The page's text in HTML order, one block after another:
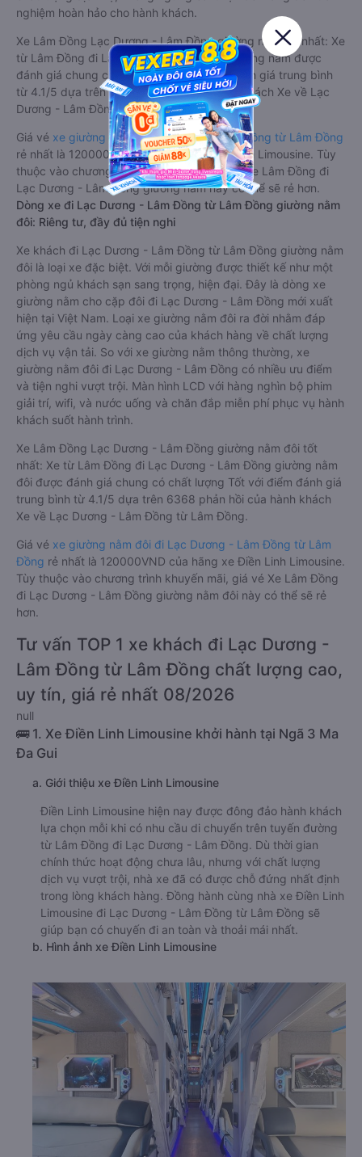
nghiệm hoàn hảo cho hành khách.
Xe Lâm Đồng Lạc Dương - Lâm Đồng giường nằm tốt nhất: Xe
từ Lâm Đồng đi Lạc Dương - Lâm Đồng giường nằm được
đánh giá chung chất lượng Tốt với điểm đánh giá trung bình
từ 4.1/5 dựa trên 6368 phản hồi của hành khách Xe về Lạc
Dương - Lâm Đồng từ Lâm Đồng.
Giá vé xe giường nằm đi Lạc Dương - Lâm Đồng từ Lâm Đồng
rẻ nhất là 120000VND của hãng xe Điền Linh Limousine. Tùy
thuộc vào chương trình khuyến mãi, giá vé Xe Lâm Đồng đi
Lạc Dương - Lâm Đồng giường nằm này có thể sẽ rẻ hơn.
Dòng xe đi Lạc Dương - Lâm Đồng từ Lâm Đồng giường nằm
đôi: Riêng tư, đầy đủ tiện nghi
Xe khách đi Lạc Dương - Lâm Đồng từ Lâm Đồng giường nằm
đôi là loại xe đặc biệt. Với mỗi giường được thiết kế như một
phòng ngủ khách sạn sang trọng, hiện đại. Đây là dòng xe
giường nằm cho cặp đôi đi Lạc Dương - Lâm Đồng mới xuất
hiện tại Việt Nam. Loại xe giường nằm đôi ra đời nhằm đáp
ứng yêu cầu ngày càng cao của khách hàng về chất lượng
dịch vụ vận tải. So với xe giường nằm thông thường, xe
giường nằm đôi đi Lạc Dương - Lâm Đồng có nhiều ưu điểm
và tiện nghi vượt trội. Màn hình LCD với hàng nghìn bộ phim
giải trí, wifi, và nước uống và chăn đắp miễn phí phục vụ hành
khách suốt hành trình.
Xe Lâm Đồng Lạc Dương - Lâm Đồng giường nằm đôi tốt
nhất: Xe từ Lâm Đồng đi Lạc Dương - Lâm Đồng giường nằm
đôi được đánh giá chung có chất lượng Tốt với điểm đánh giá
trung bình từ 4.1/5 dựa trên 6368 phản hồi của hành khách
Xe về Lạc Dương - Lâm Đồng từ Lâm Đồng.
Giá vé xe giường nằm đôi đi Lạc Dương - Lâm Đồng từ Lâm
Đồng rẻ nhất là 120000VND của hãng xe Điền Linh Limousine.
Tùy thuộc vào chương trình khuyến mãi, giá vé Xe Lâm Đồng
đi Lạc Dương - Lâm Đồng giường nằm đôi này có thể sẽ rẻ
hơn.
Tư vấn TOP 1 xe khách đi Lạc Dương -
Lâm Đồng từ Lâm Đồng chất lượng cao,
uy tín, giá rẻ nhất 08/2026
null
🚌 1. Xe Điền Linh Limousine khởi hành tại Ngã 3 Ma
Đa Gui
a. Giới thiệu xe Điền Linh Limousine
Điền Linh Limousine hiện nay được đông đảo hành khách
lựa chọn mỗi khi có nhu cầu di chuyển trên tuyến đường
từ Lâm Đồng đi Lạc Dương - Lâm Đồng. Dù thời gian
chính thức hoạt động chưa lâu, nhưng với chất lượng
dịch vụ vượt trội, nhà xe đã có được chỗ đứng nhất định
trong lòng khách hàng. Đồng hành cùng nhà xe Điền Linh
Limousine đi Lạc Dương - Lâm Đồng từ Lâm Đồng sẽ
giúp bạn có chuyến đi an toàn và thoải mái nhất.
b. Hình ảnh xe Điền Linh Limousine